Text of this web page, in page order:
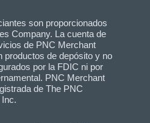
son proporcionados
Company. La cuenta de
de PNC Merchant
productos de depósito y no
por la FDIC ni por
PNC Merchant
de The PNC